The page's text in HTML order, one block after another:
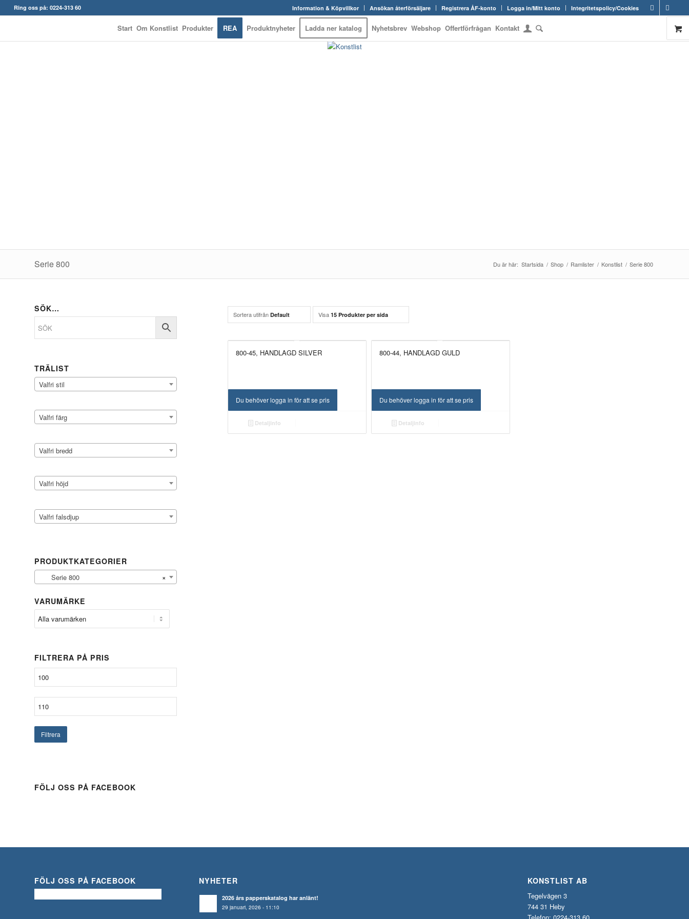
Information & Köpvillkor Ansökan återförsäljare Registrera ÅF-konto Logga in/Mitt konto Integritetspolicy/Cookies
Ring oss på: 0224-313 60
Start Om Konstlist Produkter REA Produktnyheter Ladda ner katalog Nyhetsbrev Webshop Offertförfrågan Kontakt
Serie 800 Du är här: Startsida / Shop / Ramlister / Konstlist / Serie 800
Sortera utifrån Default Visa 15 Produkter per sida
800-45, HANDLAGD SILVER
Du behöver logga in för att se pris
Detaljinfo
800-44, HANDLAGD GULD
Du behöver logga in för att se pris
Detaljinfo
SÖK…
TRÄLIST
Valfri stil
Valfri färg
Valfri bredd
Valfri höjd
Valfri falsdjup
PRODUKTKATEGORIER
×
Serie 800
VARUMÄRKE
FILTRERA PÅ PRIS
Filtrera
FÖLJ OSS PÅ FACEBOOK
FÖLJ OSS PÅ FACEBOOK NYHETER
2026 års papperskatalog har anlänt!
29 januari, 2026 - 11:10
KONSTLIST AB
Tegelvägen 3
744 31 Heby